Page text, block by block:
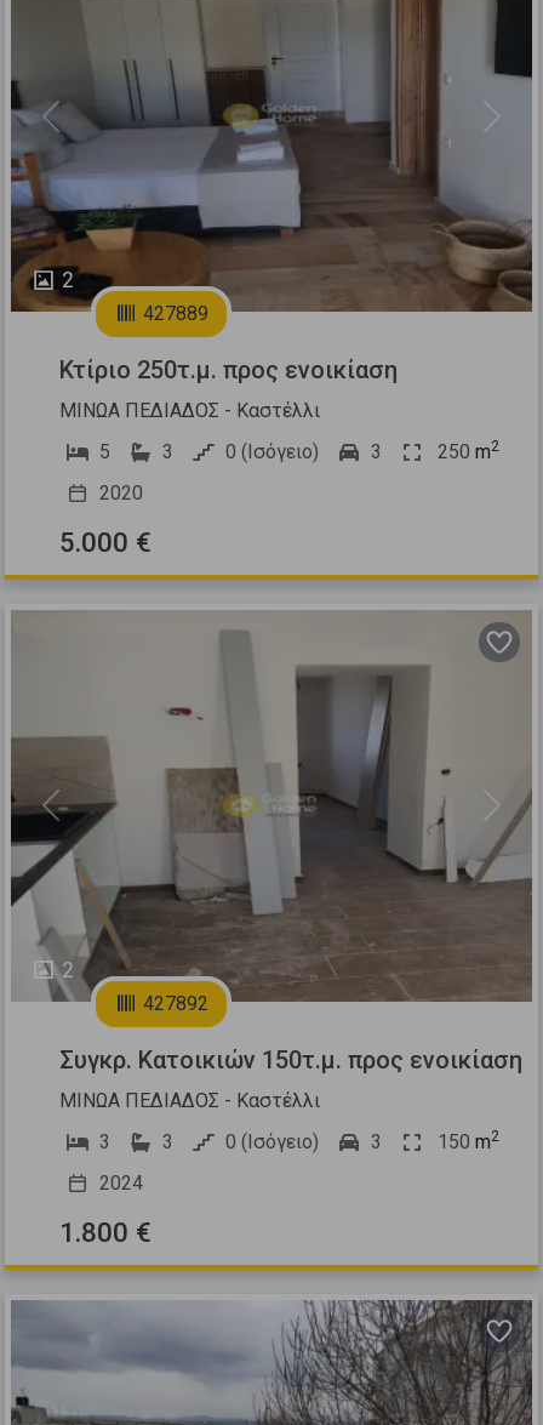
2
Previous Next
427889
Κτίριο 250τ.μ. προς ενοικίαση
ΜΙΝΩΑ ΠΕΔΙΑΔΟΣ - Καστέλλι
5
3 0 (Ισόγειο) 3 250 m2
2020
5.000 €
2
Previous Next
427892
Συγκρ. Κατοικιών 150τ.μ. προς ενοικίαση
ΜΙΝΩΑ ΠΕΔΙΑΔΟΣ - Καστέλλι
3
3 0 (Ισόγειο) 3 150 m2
2024
1.800 €